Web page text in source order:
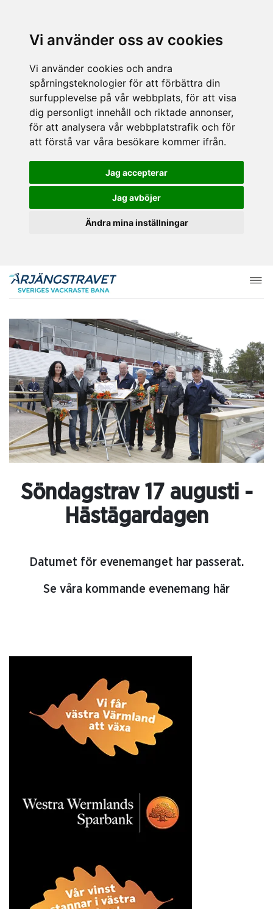
Vi använder oss av cookies
Vi använder cookies och andra
spårningsteknologier för att förbättra din
surfupplevelse på vår webbplats, för att visa
dig personligt innehåll och riktade annonser,
för att analysera vår webbplatstrafik och för
att förstå var våra besökare kommer ifrån.
Jag accepterar
Jag avböjer
Ändra mina inställningar
Söndagstrav 17 augusti -
Hästägardagen
Datumet för evenemanget har passerat.
Se våra kommande evenemang här